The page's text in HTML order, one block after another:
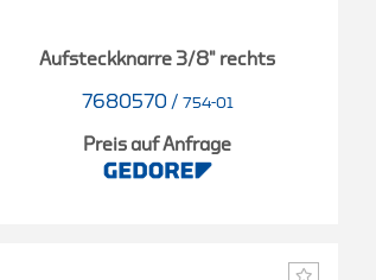
Aufsteckknarre 3/8" rechts
7680570 / 754-01
Preis auf Anfrage